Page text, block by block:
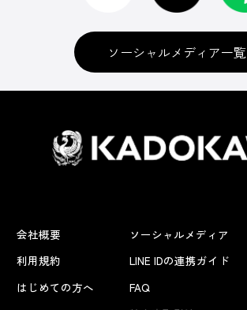
ソーシャルメディア一覧
会社概要
利用規約
はじめての方へ
ソーシャルメディア
LINE IDの連携ガイド
FAQ